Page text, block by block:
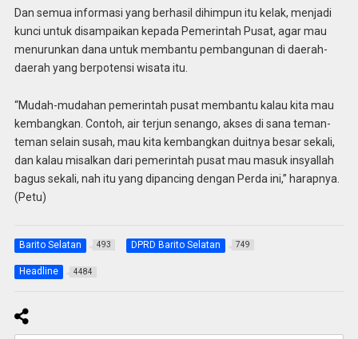
Dan semua informasi yang berhasil dihimpun itu kelak, menjadi
kunci untuk disampaikan kepada Pemerintah Pusat, agar mau
menurunkan dana untuk membantu pembangunan di daerah-
daerah yang berpotensi wisata itu.
“Mudah-mudahan pemerintah pusat membantu kalau kita mau
kembangkan. Contoh, air terjun senango, akses di sana teman-
teman selain susah, mau kita kembangkan duitnya besar sekali,
dan kalau misalkan dari pemerintah pusat mau masuk insyallah
bagus sekali, nah itu yang dipancing dengan Perda ini,” harapnya.
(Petu)
Barito Selatan 493 DPRD Barito Selatan 749
Headline 4484